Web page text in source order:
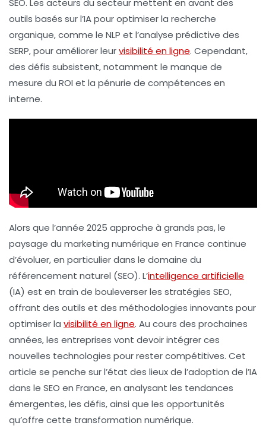
SEO. Les acteurs du secteur mettent en avant des
outils basés sur l’IApour optimiser la recherche
organique, comme le NLP et l’analyse prédictive des
SERP, pour améliorer leurvisibilité en ligne. Cependant,
des défis subsistent, notamment le manque de
mesure du ROI et la pénurie de compétences en
interne.
Alors que l’année 2025 approche à grands pas, le
paysage du marketing numérique en France continue
d’évoluer, en particulier dans le domaine du
référencement naturel (SEO). L’intelligence artificielle
(IA) est en train de bouleverser les stratégies SEO,
offrant des outils et des méthodologies innovants pour
optimiser la visibilité en ligne. Au cours des prochaines
années, les entreprises vont devoir intégrer ces
nouvelles technologies pour rester compétitives. Cet
article se penche sur l’état des lieux de l’adoption de l’IA
dans le SEO en France, en analysant les tendances
émergentes, les défis, ainsi que les opportunités
qu’offre cette transformation numérique.